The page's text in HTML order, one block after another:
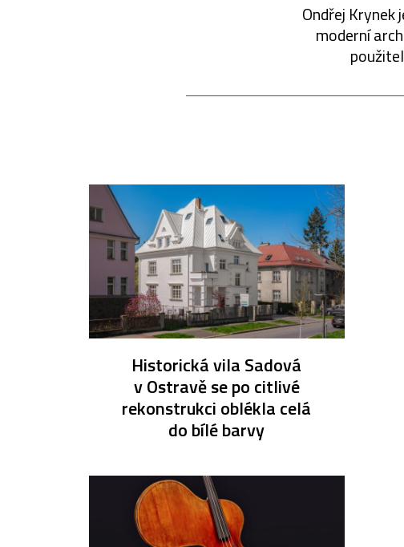
Ondřej
moderní
Historická vila Sadová
v Ostravě se po citlivé
rekonstrukci oblékla celá
do bílé barvy